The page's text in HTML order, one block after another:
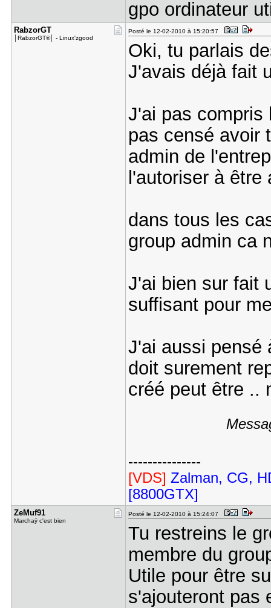
gpo ordinateur
RabzorGT
│RabzorGT®│ - Linux'zgood
Posté le 12-02-2010 à 15:20:57
Oki, tu parlais
J'avais déjà fait
J'ai pas compris
pas censé avoir
admin de
l'autoriser à
dans tous les
group admin ca
J'ai bien sur fait
suffisant pour
J'ai aussi pensé
doit surement
créé peut être ..
---------------
[VDS] Zalman, CG,
[8800GTX]
ZeMuf91
Marchaÿ c'est bien
Posté le 12-02-2010 à 15:24:07
Tu restreins le
membre du
Utile pour être
s'ajouteront pas